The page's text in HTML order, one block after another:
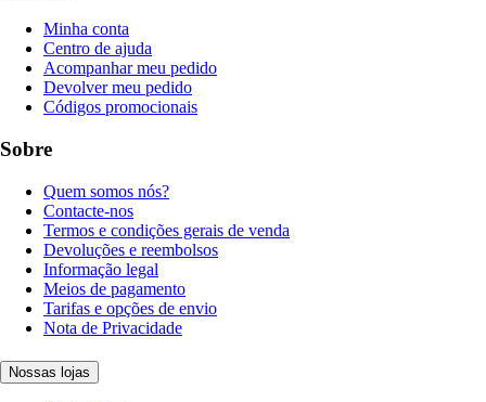
Minha conta
Centro de ajuda
Acompanhar meu pedido
Devolver meu pedido
Códigos promocionais
Sobre
Quem somos nós?
Contacte-nos
Termos e condições gerais de venda
Devoluções e reembolsos
Informação legal
Meios de pagamento
Tarifas e opções de envio
Nota de Privacidade
Nossas lojas